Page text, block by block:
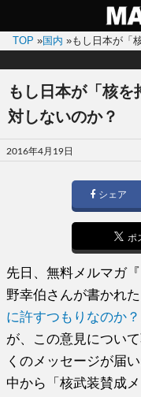
TOP »国内 »もし日本が「
もし日本が「核を
対しないのか？
投
稿
2016年4月19日
シェア
ポ
先日、無料メルマガ『
野幸伯さんが書かれた
に許すつもりなのか？
が、この意見につい
くのメッセージが届
中から「核武装賛成